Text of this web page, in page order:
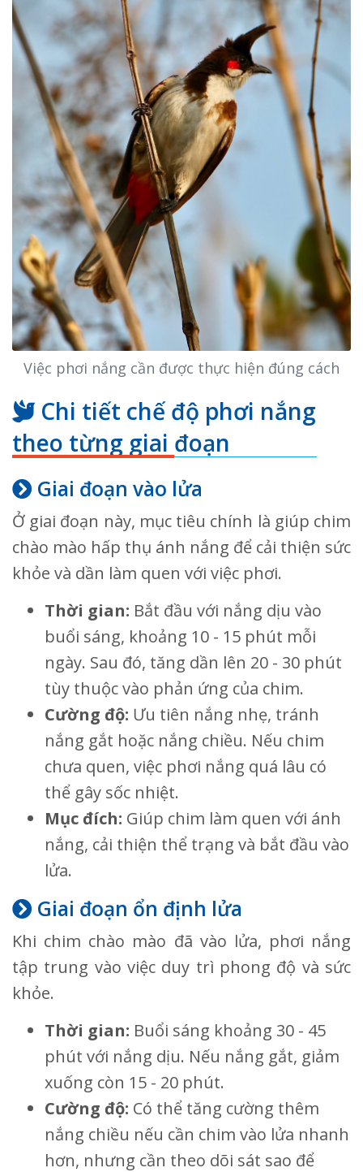
Việc phơi nắng cần được thực hiện đúng cách
Chi tiết chế độ phơi nắng
theo từng giai đoạn
Giai đoạn vào lửa
Ở giai đoạn này, mục tiêu chính là giúp chim
chào mào hấp thụ ánh nắng để cải thiện sức
khỏe và dần làm quen với việc phơi.
Thời gian: Bắt đầu với nắng dịu vào
buổi sáng, khoảng 10 - 15 phút mỗi
ngày. Sau đó, tăng dần lên 20 - 30 phút
tùy thuộc vào phản ứng của chim.
Cường độ: Ưu tiên nắng nhẹ, tránh
nắng gắt hoặc nắng chiều. Nếu chim
chưa quen, việc phơi nắng quá lâu có
thể gây sốc nhiệt.
Mục đích: Giúp chim làm quen với ánh
nắng, cải thiện thể trạng và bắt đầu vào
lửa.
Giai đoạn ổn định lửa
Khi chim chào mào đã vào lửa, phơi nắng
tập trung vào việc duy trì phong độ và sức
khỏe.
Thời gian: Buổi sáng khoảng 30 - 45
phút với nắng dịu. Nếu nắng gắt, giảm
xuống còn 15 - 20 phút.
Cường độ: Có thể tăng cường thêm
nắng chiều nếu cần chim vào lửa nhanh
hơn, nhưng cần theo dõi sát sao để